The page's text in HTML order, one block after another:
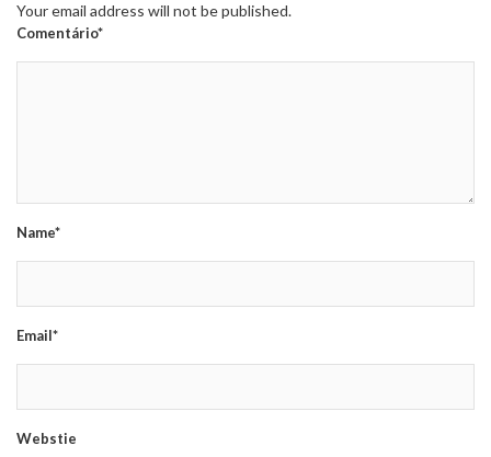
Your email address will not be published.
Comentário*
Name*
Email*
Webstie